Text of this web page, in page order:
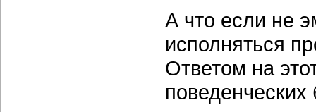
А что если не
исполняться
Ответом на
поведенческих